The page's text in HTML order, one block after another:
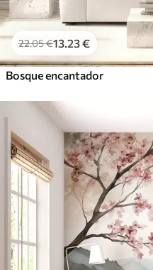
22.05€13.23€
Bosque encantador